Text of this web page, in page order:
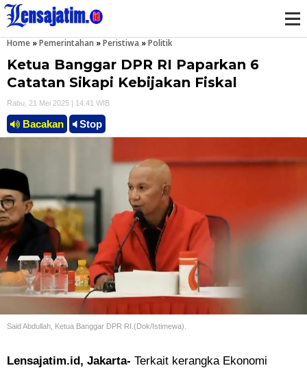
u
Home »Pemerintahan »Peristiwa »Politik
Ketua Banggar DPR RI Paparkan 6
Catatan Sikapi Kebijakan Fiskal
Rabu, 21 Mei 2025 | 14.41 WIB
Bacakan Stop
Said Abdullah, Ketua Banggar DPR RI.(Dok/Istimewa).
Lensajatim.id, Jakarta- Terkait kerangka Ekonomi